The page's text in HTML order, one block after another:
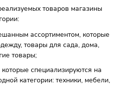
и торговой площади
видов:
— от 1000 м², ассортимент —
Мягкие типы регулярно